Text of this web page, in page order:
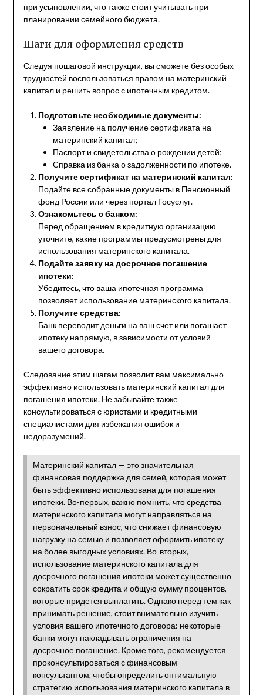
при усыновлении, что также стоит учитывать при
планировании семейного бюджета.
Шаги для оформления средств
Следуя пошаговой инструкции, вы сможете без особых
трудностей воспользоваться правом на материнский
капитал и решить вопрос с ипотечным кредитом.
Подготовьте необходимые документы:
Заявление на получение сертификата на
материнский капитал;
Паспорт и свидетельства о рождении детей;
Справка из банка о задолженности по ипотеке.
Получите сертификат на материнский капитал:
Подайте все собранные документы в Пенсионный
фонд России или через портал Госуслуг.
Ознакомьтесь с банком:
Перед обращением в кредитную организацию
уточните, какие программы предусмотрены для
использования материнского капитала.
Подайте заявку на досрочное погашение
ипотеки:
Убедитесь, что ваша ипотечная программа
позволяет использование материнского капитала.
Получите средства:
Банк переводит деньги на ваш счет или погашает
ипотеку напрямую, в зависимости от условий
вашего договора.
Следование этим шагам позволит вам максимально
эффективно использовать материнский капитал для
погашения ипотеки. Не забывайте также
консультироваться с юристами и кредитными
специалистами для избежания ошибок и
недоразумений.
Материнский капитал — это значительная
финансовая поддержка для семей, которая может
быть эффективно использована для погашения
ипотеки. Во-первых, важно помнить, что средства
материнского капитала могут направляться на
первоначальный взнос, что снижает финансовую
нагрузку на семью и позволяет оформить ипотеку
на более выгодных условиях. Во-вторых,
использование материнского капитала для
досрочного погашения ипотеки может существенно
сократить срок кредита и общую сумму процентов,
которые придется выплатить. Однако перед тем как
принимать решение, стоит внимательно изучить
условия вашего ипотечного договора: некоторые
банки могут накладывать ограничения на
досрочное погашение. Кроме того, рекомендуется
проконсультироваться с финансовым
консультантом, чтобы определить оптимальную
стратегию использования материнского капитала в